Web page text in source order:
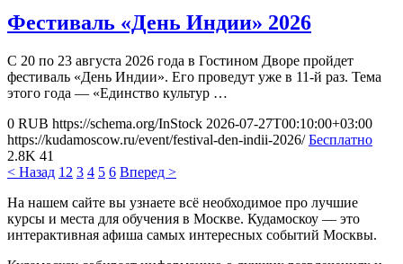
Фестиваль «День Индии» 2026
С 20 по 23 августа 2026 года в Гостином Дворе пройдет
фестиваль «День Индии». Его проведут уже в 11-й раз. Тема
этого года — «Единство культур …
0 RUB https://schema.org/InStock 2026-07-27T00:10:00+03:00
https://kudamoscow.ru/event/festival-den-indii-2026/ Бесплатно
2.8K 41
< Назад 1 2 3 4 5 6 Вперед >
На нашем сайте вы узнаете всё необходимое про лучшие
курсы и места для обучения в Москве. Кудамоскоу — это
интерактивная афиша самых интересных событий Москвы.